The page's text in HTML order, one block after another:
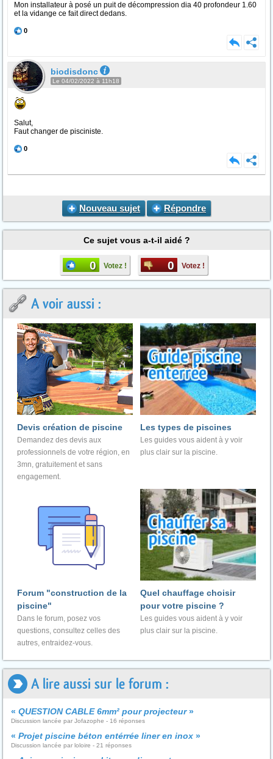
Mon installateur à posé un puit de décompression dia 40 profondeur 1.60
et la vidange ce fait direct dedans.
0
biodisdonc
Le 04/02/2022 à 11h18
Salut,
Faut changer de pisciniste.
0
Nouveau sujet Répondre
Ce sujet vous a-t-il aidé ?
0 Votez ! 0 Votez !
A voir aussi :
Devis création de piscine
Demandez des devis aux
professionnels de votre région, en
3mn, gratuitement et sans
engagement.
Les types de piscines
Les guides vous aident à y voir
plus clair sur la piscine.
Forum "construction de la
piscine"
Dans le forum, posez vos
questions, consultez celles des
autres, entraidez-vous.
Quel chauffage choisir
pour votre piscine ?
Les guides vous aident à y voir
plus clair sur la piscine.
A lire aussi sur le forum :
« QUESTION CABLE 6mm² pour projecteur»
Discussion lancée par Jofazophe - 16 réponses
« Projet piscine béton entérrée liner en inox »
Discussion lancée par loloire - 21 réponses